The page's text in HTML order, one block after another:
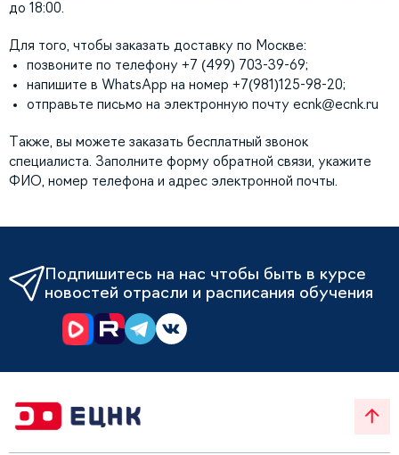
до 18:00.
Для того, чтобы заказать доставку по Москве:
позвоните по телефону +7 (499) 703-39-69;
напишите в WhatsApp на номер +7(981)125-98-20;
отправьте письмо на электронную почту ecnk@ecnk.ru
Также, вы можете заказать бесплатный звонок
специалиста. Заполните форму обратной связи, укажите
ФИО, номер телефона и адрес электронной почты.
Подпишитесь на нас чтобы быть в курсе
новостей отрасли и расписания обучения